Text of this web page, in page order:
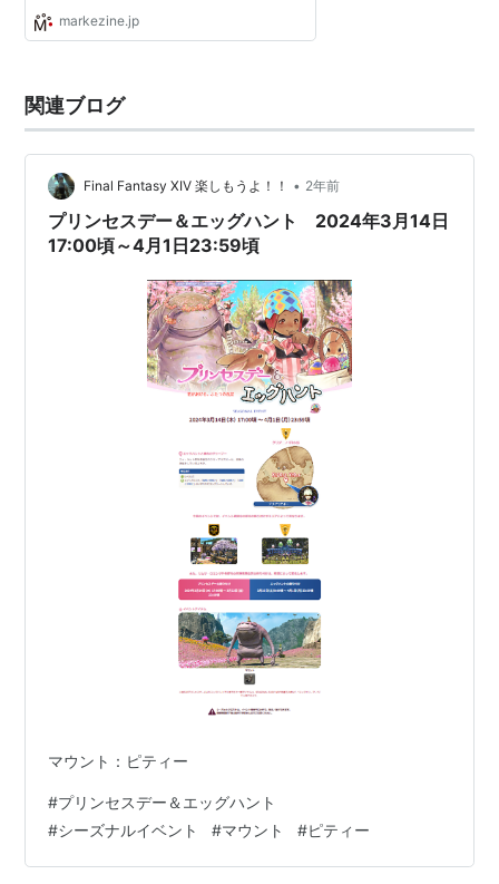
markezine.jp
関連ブログ
Final Fantasy XIV 楽しもうよ！！ • 2年前
プリンセスデー＆エッグハント 2024年3月14日
17:00頃～4月1日23:59頃
マウント：ピティー
#プリンセスデー＆エッグハント
#シーズナルイベント #マウント #ピティー